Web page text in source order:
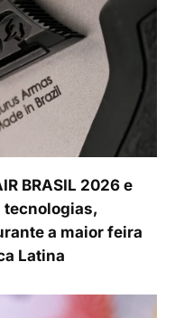
BRASIL 2026 e
tecnologias,
a maior feira
Latina